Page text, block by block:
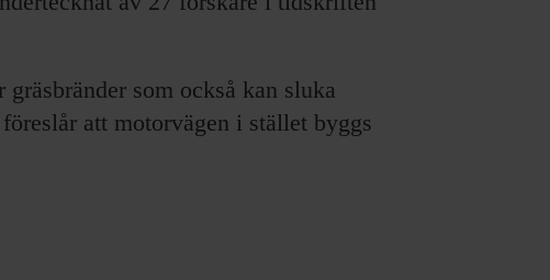
som också kan sluka
att motorvägen i stället byggs